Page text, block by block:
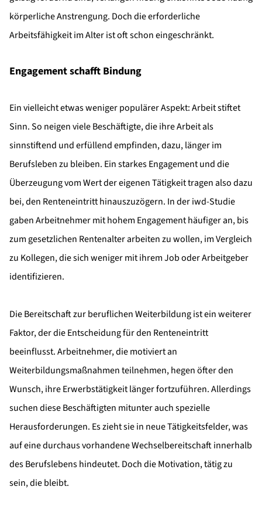
körperliche Anstrengung. Doch die erforderliche
Arbeitsfähigkeit im Alter ist oft schon eingeschränkt.
Engagement schafft Bindung
Ein vielleicht etwas weniger populärer Aspekt: Arbeit stiftet
Sinn. So neigen viele Beschäftigte, die ihre Arbeit als
sinnstiftend und erfüllend empfinden, dazu, länger im
Berufsleben zu bleiben. Ein starkes Engagement und die
Überzeugung vom Wert der eigenen Tätigkeit tragen also dazu
bei, den Renteneintritt hinauszuzögern. In der iwd-Studie
gaben Arbeitnehmer mit hohem Engagement häufiger an, bis
zum gesetzlichen Rentenalter arbeiten zu wollen, im Vergleich
zu Kollegen, die sich weniger mit ihrem Job oder Arbeitgeber
identifizieren.
Die Bereitschaft zur beruflichen Weiterbildung ist ein weiterer
Faktor, der die Entscheidung für den Renteneintritt
beeinflusst. Arbeitnehmer, die motiviert an
Weiterbildungsmaßnahmen teilnehmen, hegen öfter den
Wunsch, ihre Erwerbstätigkeit länger fortzuführen. Allerdings
suchen diese Beschäftigten mitunter auch spezielle
Herausforderungen. Es zieht sie in neue Tätigkeitsfelder, was
auf eine durchaus vorhandene Wechselbereitschaft innerhalb
des Berufslebens hindeutet. Doch die Motivation, tätig zu
sein, die bleibt.